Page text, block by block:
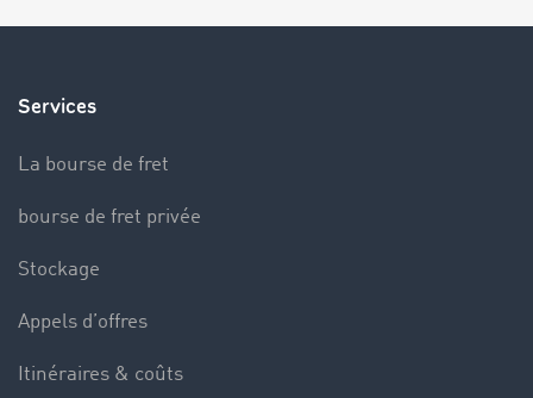
Services
La bourse de fret
bourse de fret privée
Stockage
Appels d’offres
Itinéraires & coûts